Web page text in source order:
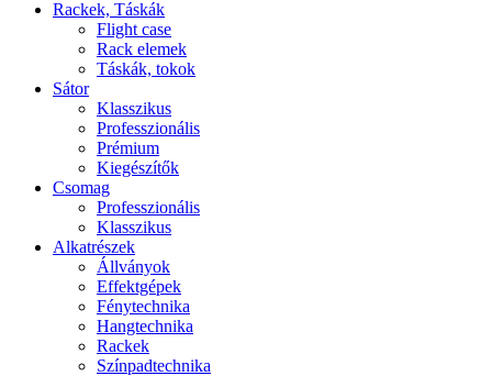
Rackek, Táskák
Flight case
Rack elemek
Táskák, tokok
Sátor
Klasszikus
Professzionális
Prémium
Kiegészítők
Csomag
Professzionális
Klasszikus
Alkatrészek
Állványok
Effektgépek
Fénytechnika
Hangtechnika
Rackek
Színpadtechnika